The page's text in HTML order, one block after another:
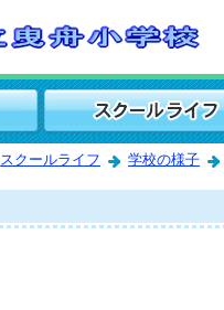
スクールライフ 学校の様子